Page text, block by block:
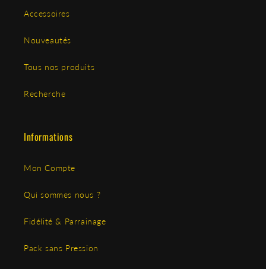
Accessoires
Nouveautés
Tous nos produits
Recherche
Informations
Mon Compte
Qui sommes nous ?
Fidélité & Parrainage
Pack sans Pression